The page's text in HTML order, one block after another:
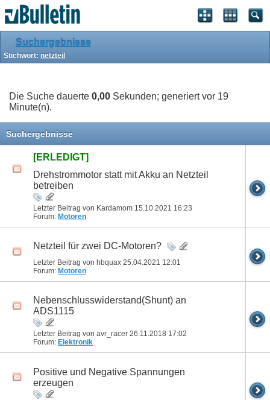
Suchergebnisse
Stichwort: netzteil
Die Suche dauerte 0,00 Sekunden; generiert vor 19
Minute(n).
Suchergebnisse
[ERLEDIGT]
Drehstrommotor statt mit Akku an Netzteil
betreiben
Letzter Beitrag von Kardamom 15.10.2021 16:23
Forum: Motoren
Netzteil für zwei DC-Motoren?
Letzter Beitrag von hbquax 25.04.2021 12:01
Forum: Motoren
Nebenschlusswiderstand(Shunt) an
ADS1115
Letzter Beitrag von avr_racer 26.11.2018 17:02
Forum: Elektronik
Positive und Negative Spannungen
erzeugen